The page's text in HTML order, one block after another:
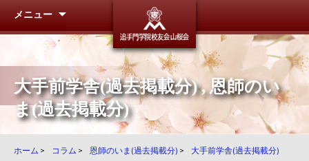
追手門学
メニュー
大手前学舎(過去掲載分),恩師のい
ま(過去掲載分)
ホーム > コラム > 恩師のいま(過去掲載分) > 大手前学舎(過去掲載分)